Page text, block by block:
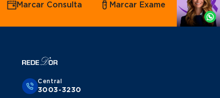
por
Whatsapp
Marcar Consulta Marcar Exame
Central
3003-3230